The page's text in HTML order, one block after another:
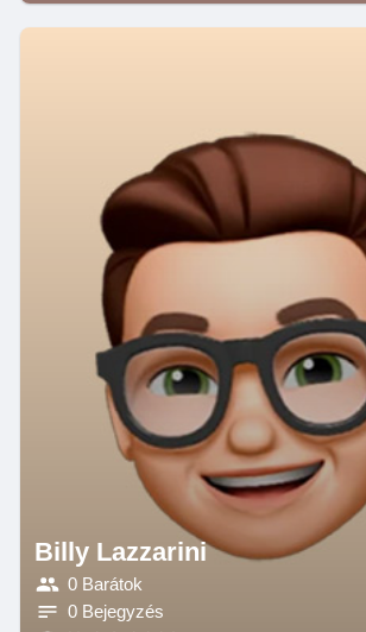
Billy Lazzarini
0 Barátok
0 Bejegyzés